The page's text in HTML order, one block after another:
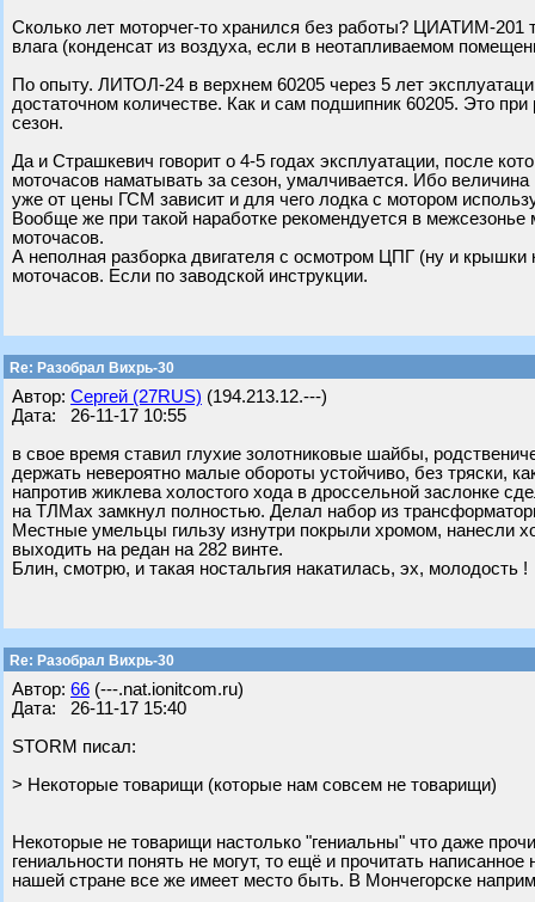
Сколько лет моторчег-то хранился без работы? ЦИАТИМ-201
влага (конденсат из воздуха, если в неотапливаемом
По опыту. ЛИТОЛ-24 в верхнем 60205 через 5 лет
достаточном количестве. Как и сам подшипник 60205. Это
сезон.
Да и Страшкевич говорит о 4-5 годах эксплуатации, после
моточасов наматывать за сезон, умалчивается. Ибо
уже от цены ГСМ зависит и для чего лодка с мотором
Вообще же при такой наработке рекомендуется в
моточасов.
А неполная разборка двигателя с осмотром ЦПГ (ну и
моточасов. Если по заводской инструкции.
Re: Разобрал Вихрь-30
Автор: Сергей (27RUS) (194.213.12.---)
Дата: 26-11-17 10:55
в свое время ставил глухие золотниковые шайбы,
держать невероятно малые обороты устойчиво, без тряски,
напротив жиклева холостого хода в дроссельной заслонке
на ТЛМах замкнул полностью. Делал набор из
Местные умельцы гильзу изнутри покрыли хромом, нанесли
выходить на редан на 282 винте.
Блин, смотрю, и такая ностальгия накатилась, эх, молодость !
Re: Разобрал Вихрь-30
Автор: 66 (---.nat.ionitcom.ru)
Дата: 26-11-17 15:40
STORM писал:
> Некоторые товарищи (которые нам совсем не товарищи)
Некоторые не товарищи настолько "гениальны" что даже
гениальности понять не могут, то ещё и прочитать
нашей стране все же имеет место быть. В Мончегорске